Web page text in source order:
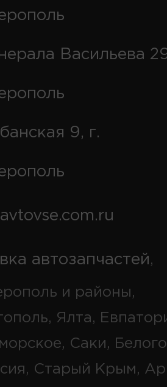
Васильева
9, г.
автозапчастей,
и районы,
Ялта,
Саки,
Старый Крым,